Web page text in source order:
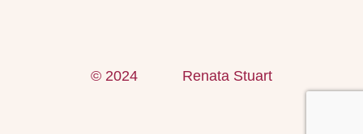
© 2024 Renata Stuart